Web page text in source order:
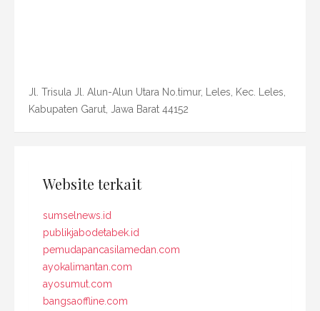
Jl. Trisula Jl. Alun-Alun Utara No.timur, Leles, Kec. Leles,
Kabupaten Garut, Jawa Barat 44152
Website terkait
sumselnews.id
publikjabodetabek.id
pemudapancasilamedan.com
ayokalimantan.com
ayosumut.com
bangsaoffline.com